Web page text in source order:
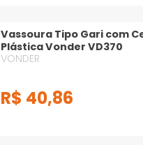
Vassoura Tipo Gari com
Plástica Vonder VD370
VONDER
R$ 40,86